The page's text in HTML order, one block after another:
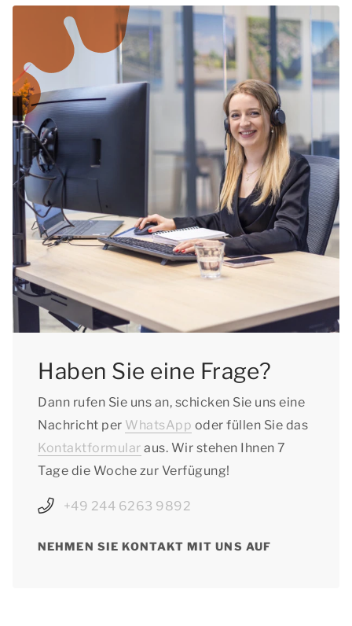
Haben Sie eine Frage?
Dann rufen Sie uns an, schicken Sie uns eine
Nachricht per WhatsApp oder füllen Sie das
Kontaktformular aus. Wir stehen Ihnen 7
Tage die Woche zur Verfügung!
+49 244 6263 9892
NEHMEN SIE KONTAKT MIT UNS AUF